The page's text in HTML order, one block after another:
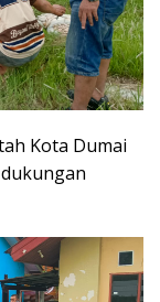
Kota Dumai